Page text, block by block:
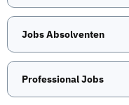
Jobs Absolventen
Professional Jobs